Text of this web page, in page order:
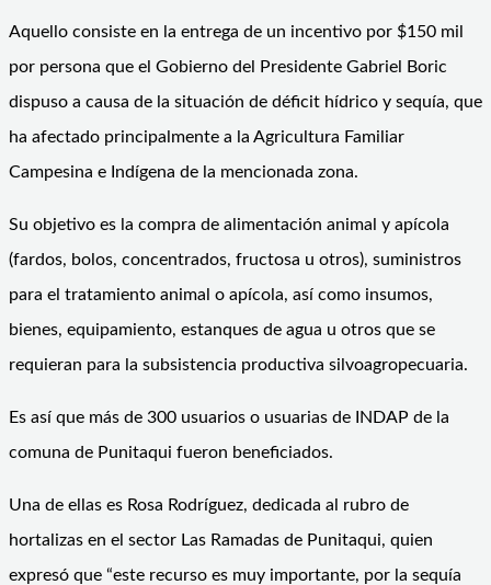
Aquello consiste en la entrega de un incentivo por $150 mil
por persona que el Gobierno del Presidente Gabriel Boric
dispuso a causa de la situación de déficit hídrico y sequía, que
ha afectado principalmente a la Agricultura Familiar
Campesina e Indígena de la mencionada zona.
Su objetivo es la compra de alimentación animal y apícola
(fardos, bolos, concentrados, fructosa u otros), suministros
para el tratamiento animal o apícola, así como insumos,
bienes, equipamiento, estanques de agua u otros que se
requieran para la subsistencia productiva silvoagropecuaria.
Es así que más de 300 usuarios o usuarias de INDAP de la
comuna de Punitaqui fueron beneficiados.
Una de ellas es Rosa Rodríguez, dedicada al rubro de
hortalizas en el sector Las Ramadas de Punitaqui, quien
expresó que “este recurso es muy importante, por la sequía